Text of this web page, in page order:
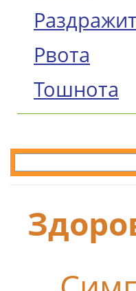
Рвота
Тошнота